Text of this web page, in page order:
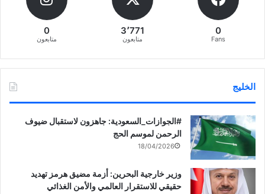
0
Fans
3٬771
متابعون
0
متابعون
الخليج
‏‎#الجوازات_السعودية: جاهزون لاستقبال ضيوف
الرحمن لموسم الحج
18/04/2026
وزير خارجية البحرين: أزمة مضيق هرمز تهديد
حقيقي للاستقرار العالمي والأمن الغذائي